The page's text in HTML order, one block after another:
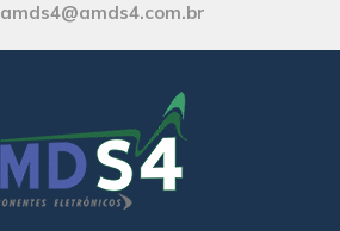
amds4@amds4.com.br